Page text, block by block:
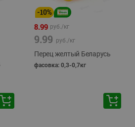
-10%
8.99 руб./кг
9.99 руб./кг
Перец желтый Беларусь
фасовка: 0,3-0,7кг